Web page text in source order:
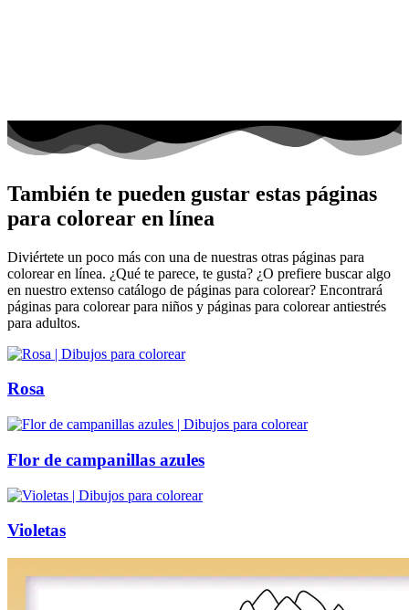
También te pueden gustar estas páginas
para colorear en línea
Diviértete un poco más con una de nuestras otras páginas para
colorear en línea. ¿Qué te parece, te gusta? ¿O prefiere buscar algo
en nuestro extenso catálogo de páginas para colorear? Encontrará
páginas para colorear para niños y páginas para colorear antiestrés
para adultos.
Rosa
Flor de campanillas azules
Violetas